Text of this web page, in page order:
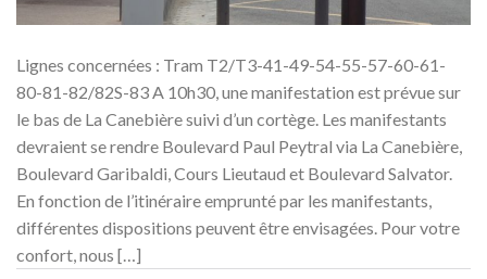
Lignes concernées : Tram T2/T3-41-49-54-55-57-60-61-
80-81-82/82S-83 A 10h30, une manifestation est prévue sur
le bas de La Canebière suivi d’un cortège. Les manifestants
devraient se rendre Boulevard Paul Peytral via La Canebière,
Boulevard Garibaldi, Cours Lieutaud et Boulevard Salvator.
En fonction de l’itinéraire emprunté par les manifestants,
différentes dispositions peuvent être envisagées. Pour votre
confort, nous […]